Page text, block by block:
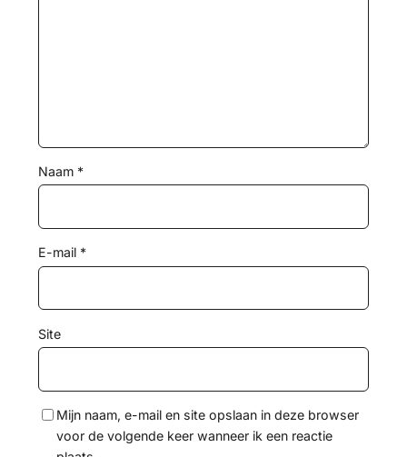
Naam *
E-mail *
Site
Mijn naam, e-mail en site opslaan in deze browser
voor de volgende keer wanneer ik een reactie